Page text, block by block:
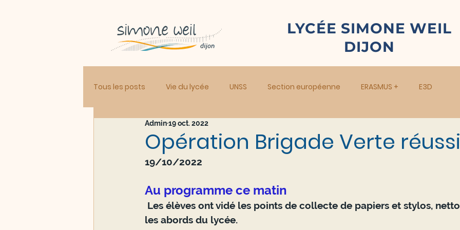
LYCÉE SIMONE WEIL
DIJON
Tous les posts Vie du lycée UNSS Section européenne ERASMUS + E3D
Opération Brigade Verte
Admin19 oct. 2022
19/10/2022
Au programme ce matin
les abords du lycée.